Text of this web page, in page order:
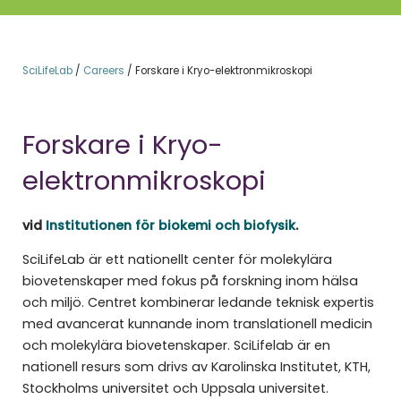
SciLifeLab/ Careers / Forskare i Kryo-elektronmikroskopi
Forskare i Kryo-
elektronmikroskopi
vid Institutionen för biokemi och biofysik.
SciLifeLab är ett nationellt center för molekylära
biovetenskaper med fokus på forskning inom hälsa
och miljö. Centret kombinerar ledande teknisk expertis
med avancerat kunnande inom translationell medicin
och molekylära biovetenskaper. SciLifelab är en
nationell resurs som drivs av Karolinska Institutet, KTH,
Stockholms universitet och Uppsala universitet.